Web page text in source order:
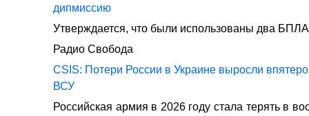
дипмиссию
Утверждается, что были использованы два БПЛА
Радио Свобода
CSIS: Потери России в Украине выросли
ВСУ
Российская армия в 2026 году стала терять в